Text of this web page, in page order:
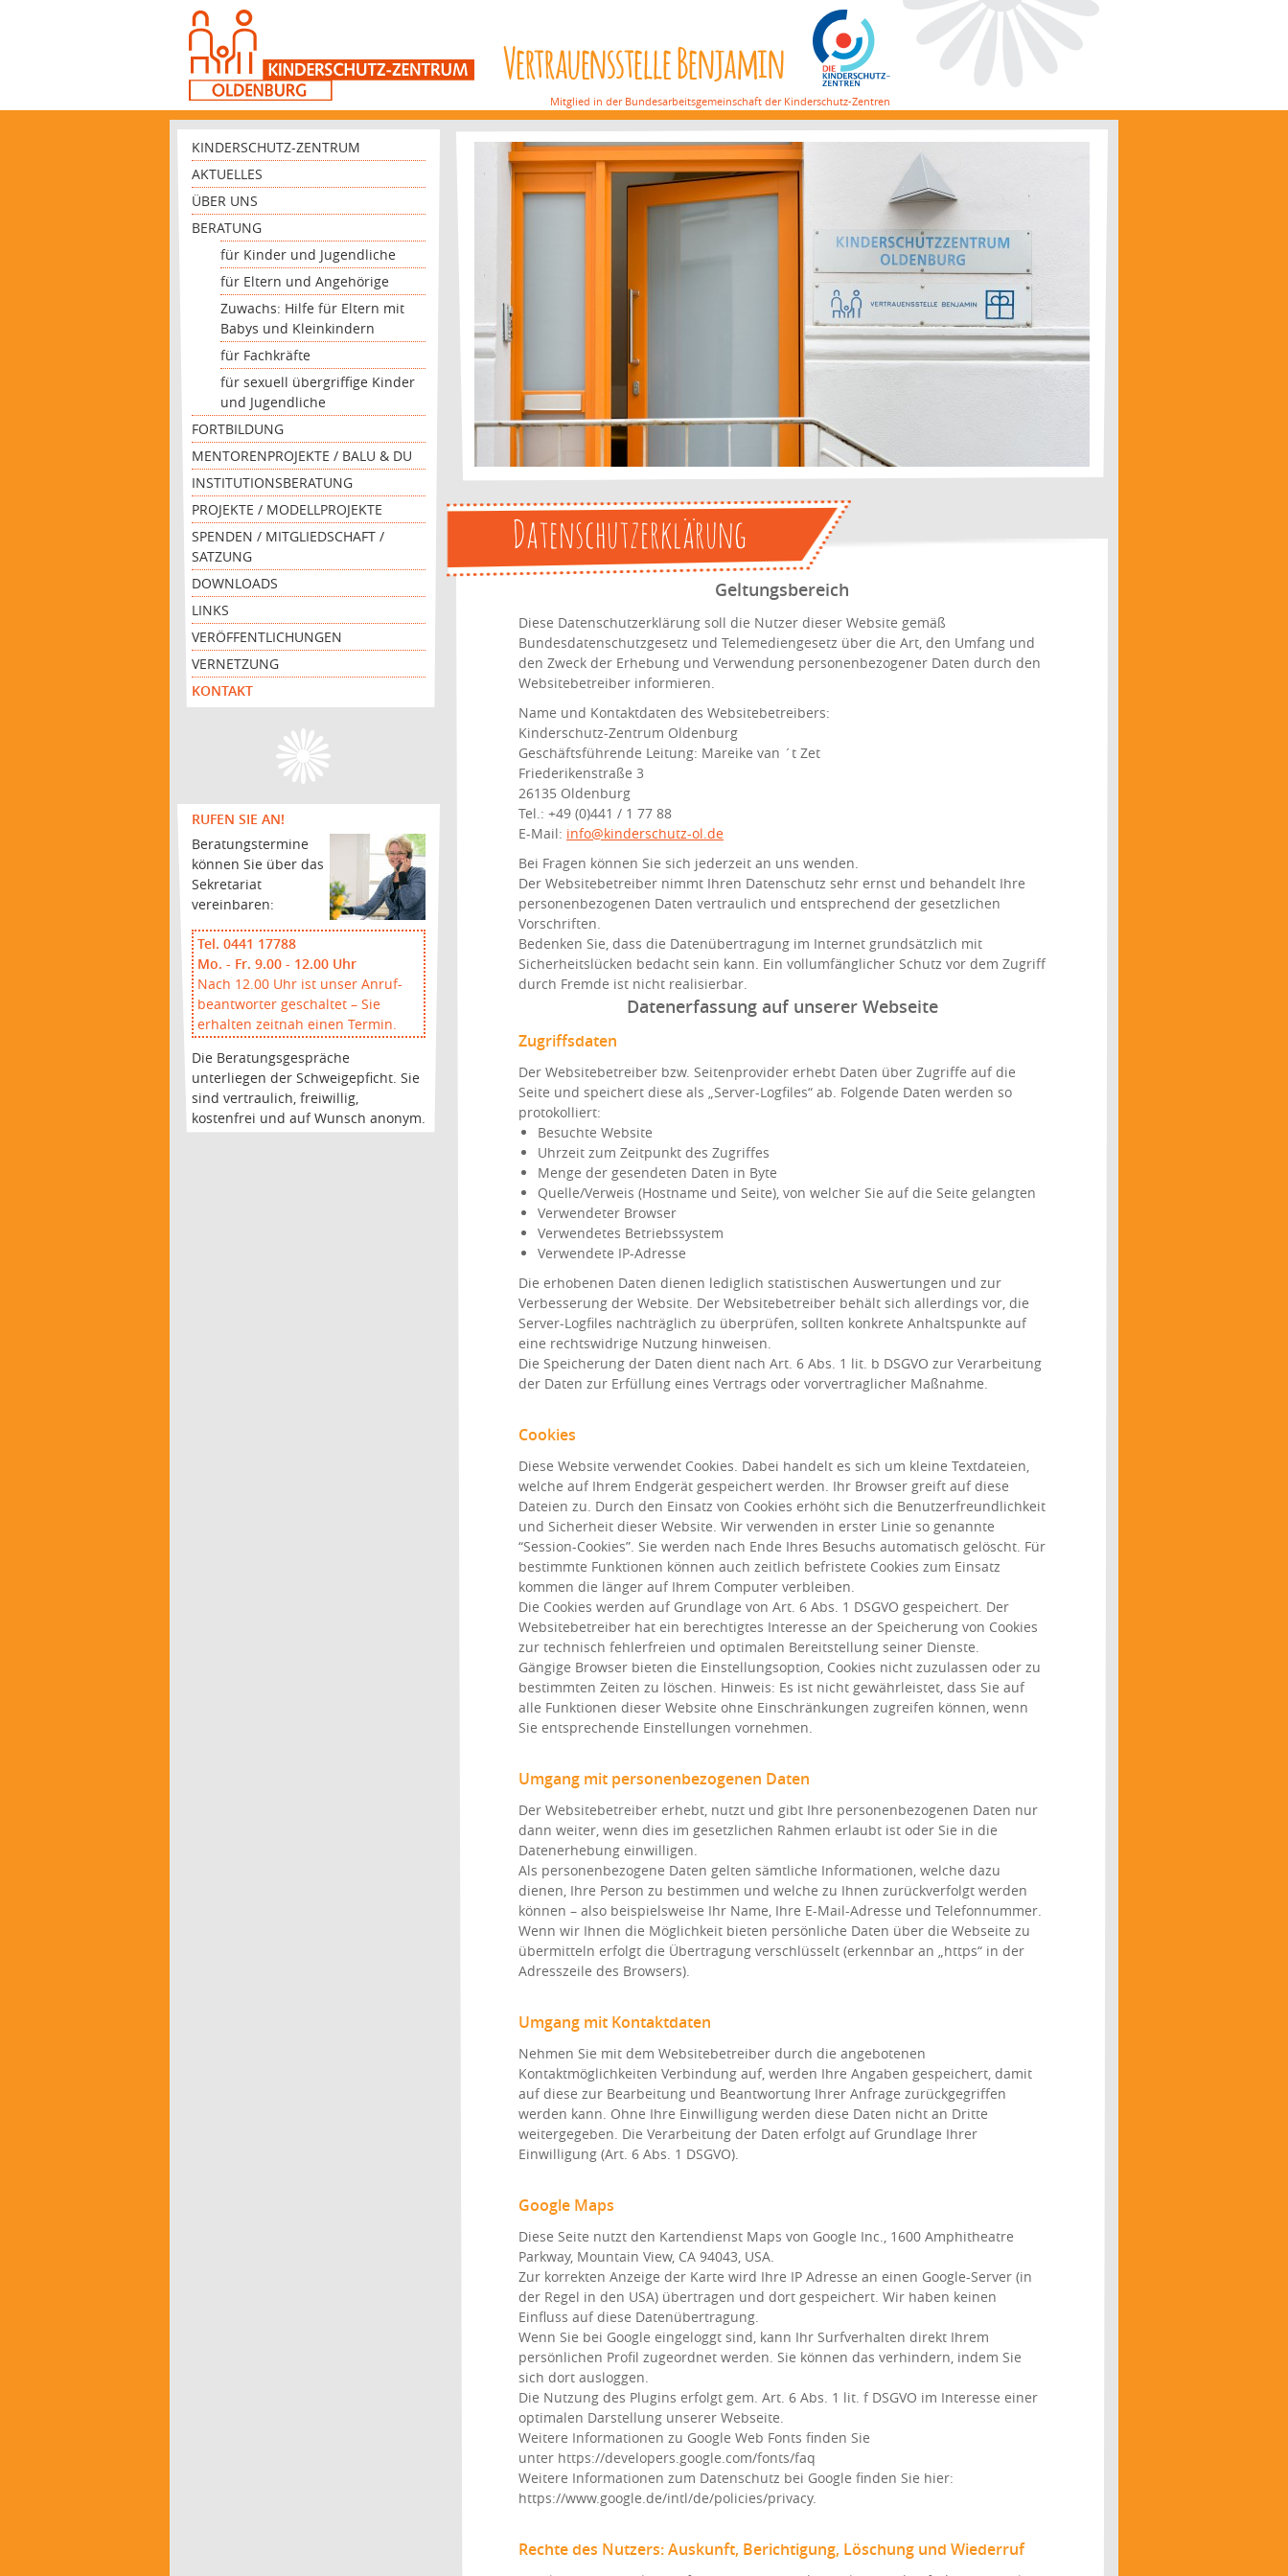
Mitglied in der Bundesarbeitsgemeinschaft der Kinderschutz-Zentren
KINDERSCHUTZ-ZENTRUM
AKTUELLES
ÜBER UNS
BERATUNG
für Kinder und Jugendliche
für Eltern und Angehörige
Zuwachs: Hilfe für Eltern mit
Babys und Kleinkindern
für Fachkräfte
für sexuell übergriffige Kinder
und Jugendliche
FORTBILDUNG
MENTORENPROJEKTE / BALU & DU
INSTITUTIONSBERATUNG
PROJEKTE / MODELLPROJEKTE
SPENDEN / MITGLIEDSCHAFT /
SATZUNG
DOWNLOADS
LINKS
VERÖFFENTLICHUNGEN
VERNETZUNG
KONTAKT
RUFEN SIE AN!
Beratungstermine
können Sie über das
Sekretariat
vereinbaren:
Tel. 0441 17788
Mo. - Fr. 9.00 - 12.00 Uhr
Nach 12.00 Uhr ist unser Anruf-
beantworter geschaltet – Sie
erhalten zeitnah einen Termin.
Die Beratungsgespräche
unterliegen der Schweigepficht. Sie
sind vertraulich, freiwillig,
kostenfrei und auf Wunsch anonym.
Datenschutzerklärung
Geltungsbereich
Diese Datenschutzerklärung soll die Nutzer dieser Website gemäß
Bundesdatenschutzgesetz und Telemediengesetz über die Art, den Umfang und
den Zweck der Erhebung und Verwendung personenbezogener Daten durch den
Websitebetreiber informieren.
Name und Kontaktdaten des Websitebetreibers:
Kinderschutz-Zentrum Oldenburg
Geschäftsführende Leitung: Mareike van ´t Zet
Friederikenstraße 3
26135 Oldenburg
Tel.: +49 (0)441 / 1 77 88
E-Mail: info@kinderschutz-ol.de
Bei Fragen können Sie sich jederzeit an uns wenden.
Der Websitebetreiber nimmt Ihren Datenschutz sehr ernst und behandelt Ihre
personenbezogenen Daten vertraulich und entsprechend der gesetzlichen
Vorschriften.
Bedenken Sie, dass die Datenübertragung im Internet grundsätzlich mit
Sicherheitslücken bedacht sein kann. Ein vollumfänglicher Schutz vor dem Zugriff
durch Fremde ist nicht realisierbar.
Datenerfassung auf unserer Webseite
Zugriffsdaten
Der Websitebetreiber bzw. Seitenprovider erhebt Daten über Zugriffe auf die
Seite und speichert diese als „Server-Logfiles“ ab. Folgende Daten werden so
protokolliert:
Besuchte Website
Uhrzeit zum Zeitpunkt des Zugriffes
Menge der gesendeten Daten in Byte
Quelle/Verweis (Hostname und Seite), von welcher Sie auf die Seite gelangten
Verwendeter Browser
Verwendetes Betriebssystem
Verwendete IP-Adresse
Die erhobenen Daten dienen lediglich statistischen Auswertungen und zur
Verbesserung der Website. Der Websitebetreiber behält sich allerdings vor, die
Server-Logfiles nachträglich zu überprüfen, sollten konkrete Anhaltspunkte auf
eine rechtswidrige Nutzung hinweisen.
Die Speicherung der Daten dient nach Art. 6 Abs. 1 lit. b DSGVO zur Verarbeitung
der Daten zur Erfüllung eines Vertrags oder vorvertraglicher Maßnahme.
Cookies
Diese Website verwendet Cookies. Dabei handelt es sich um kleine Textdateien,
welche auf Ihrem Endgerät gespeichert werden. Ihr Browser greift auf diese
Dateien zu. Durch den Einsatz von Cookies erhöht sich die Benutzerfreundlichkeit
und Sicherheit dieser Website. Wir verwenden in erster Linie so genannte
“Session-Cookies”. Sie werden nach Ende Ihres Besuchs automatisch gelöscht. Für
bestimmte Funktionen können auch zeitlich befristete Cookies zum Einsatz
kommen die länger auf Ihrem Computer verbleiben.
Die Cookies werden auf Grundlage von Art. 6 Abs. 1 DSGVO gespeichert. Der
Websitebetreiber hat ein berechtigtes Interesse an der Speicherung von Cookies
zur technisch fehlerfreien und optimalen Bereitstellung seiner Dienste.
Gängige Browser bieten die Einstellungsoption, Cookies nicht zuzulassen oder zu
bestimmten Zeiten zu löschen. Hinweis: Es ist nicht gewährleistet, dass Sie auf
alle Funktionen dieser Website ohne Einschränkungen zugreifen können, wenn
Sie entsprechende Einstellungen vornehmen.
Umgang mit personenbezogenen Daten
Der Websitebetreiber erhebt, nutzt und gibt Ihre personenbezogenen Daten nur
dann weiter, wenn dies im gesetzlichen Rahmen erlaubt ist oder Sie in die
Datenerhebung einwilligen.
Als personenbezogene Daten gelten sämtliche Informationen, welche dazu
dienen, Ihre Person zu bestimmen und welche zu Ihnen zurückverfolgt werden
können – also beispielsweise Ihr Name, Ihre E-Mail-Adresse und Telefonnummer.
Wenn wir Ihnen die Möglichkeit bieten persönliche Daten über die Webseite zu
übermitteln erfolgt die Übertragung verschlüsselt (erkennbar an „https“ in der
Adresszeile des Browsers).
Umgang mit Kontaktdaten
Nehmen Sie mit dem Websitebetreiber durch die angebotenen
Kontaktmöglichkeiten Verbindung auf, werden Ihre Angaben gespeichert, damit
auf diese zur Bearbeitung und Beantwortung Ihrer Anfrage zurückgegriffen
werden kann. Ohne Ihre Einwilligung werden diese Daten nicht an Dritte
weitergegeben. Die Verarbeitung der Daten erfolgt auf Grundlage Ihrer
Einwilligung (Art. 6 Abs. 1 DSGVO).
Google Maps
Diese Seite nutzt den Kartendienst Maps von Google Inc., 1600 Amphitheatre
Parkway, Mountain View, CA 94043, USA.
Zur korrekten Anzeige der Karte wird Ihre IP Adresse an einen Google-Server (in
der Regel in den USA) übertragen und dort gespeichert. Wir haben keinen
Einfluss auf diese Datenübertragung.
Wenn Sie bei Google eingeloggt sind, kann Ihr Surfverhalten direkt Ihrem
persönlichen Profil zugeordnet werden. Sie können das verhindern, indem Sie
sich dort ausloggen.
Die Nutzung des Plugins erfolgt gem. Art. 6 Abs. 1 lit. f DSGVO im Interesse einer
optimalen Darstellung unserer Webseite.
Weitere Informationen zu Google Web Fonts finden Sie
unter https://developers.google.com/fonts/faq
Weitere Informationen zum Datenschutz bei Google finden Sie hier:
https://www.google.de/intl/de/policies/privacy.
Rechte des Nutzers: Auskunft, Berichtigung, Löschung und Wiederruf